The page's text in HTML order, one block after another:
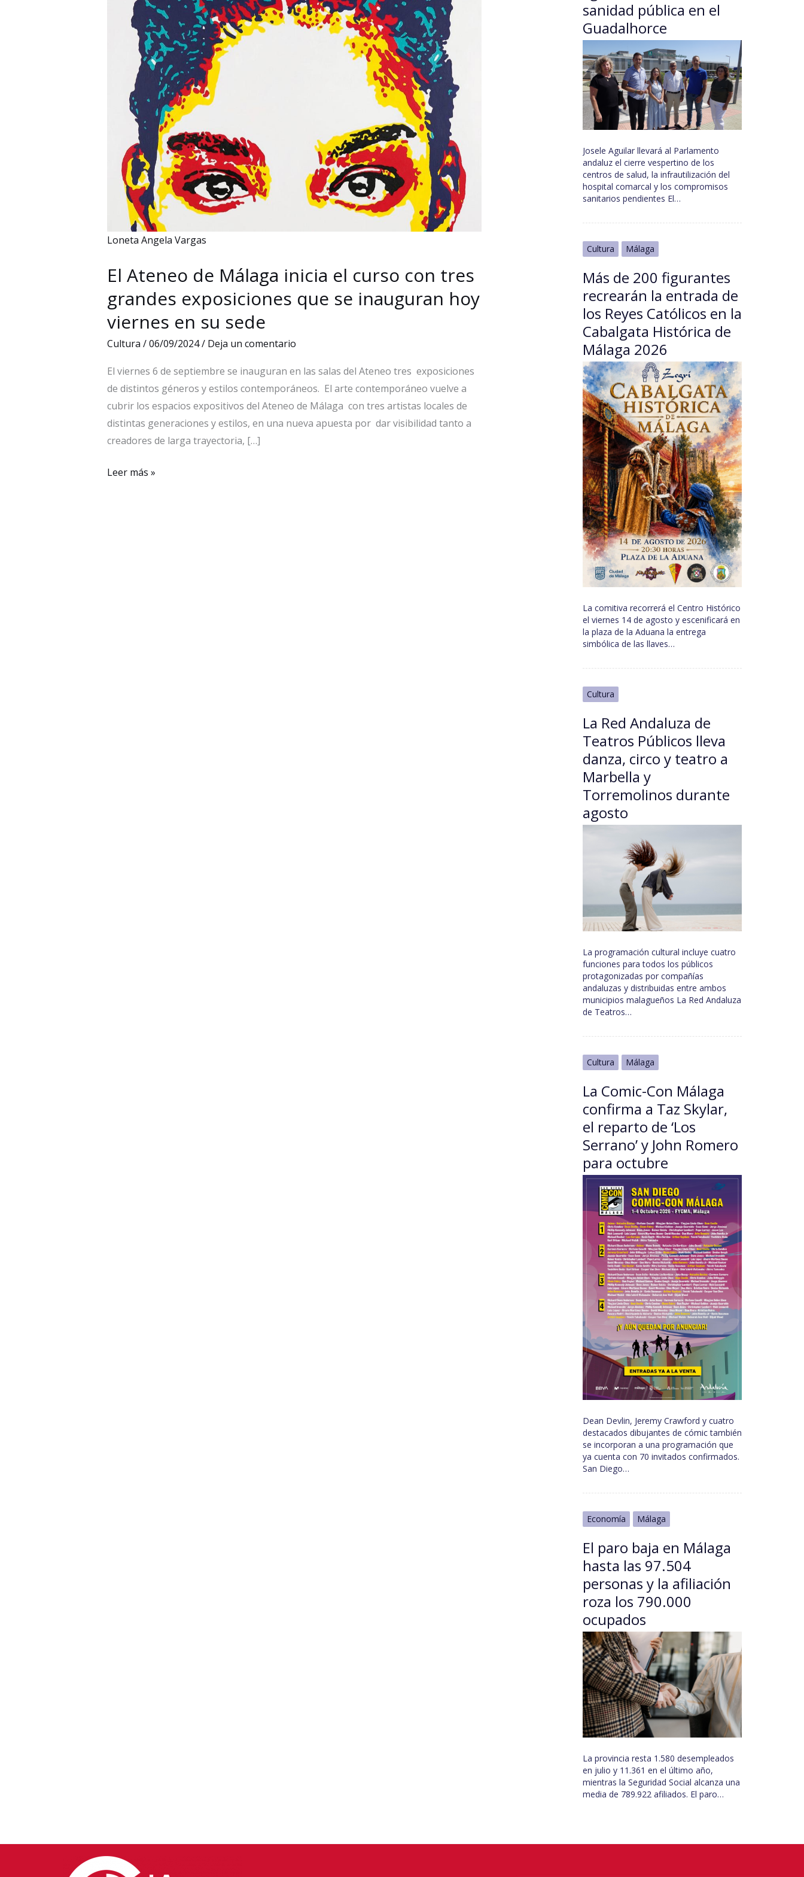
Loneta Angela Vargas
El Ateneo de Málaga inicia el curso con tres
grandes exposiciones que se inauguran hoy
viernes en su sede
Cultura /06/09/2024/ Deja un comentario
El viernes 6 de septiembre se inauguran en las salas del Ateneo tres exposiciones
de distintos géneros y estilos contemporáneos. El arte contemporáneo vuelve a
cubrir los espacios expositivos del Ateneo de Málaga con tres artistas locales de
distintas generaciones y estilos, en una nueva apuesta por dar visibilidad tanto a
creadores de larga trayectoria, […]
El
Leer más »
sanidad pública en el
Guadalhorce
Josele Aguilar llevará al Parlamento
andaluz el cierre vespertino de los
centros de salud, la infrautilización del
hospital comarcal y los compromisos
sanitarios pendientes El…
Cultura Málaga
Más de 200 figurantes
recrearán la entrada de
los Reyes Católicos en la
Cabalgata Histórica de
Málaga 2026
La comitiva recorrerá el Centro Histórico
el viernes 14 de agosto y escenificará en
la plaza de la Aduana la entrega
simbólica de las llaves…
Cultura
La Red Andaluza de
Teatros Públicos lleva
danza, circo y teatro a
Marbella y
Torremolinos durante
agosto
La programación cultural incluye cuatro
funciones para todos los públicos
protagonizadas por compañías
andaluzas y distribuidas entre ambos
municipios malagueños La Red Andaluza
de Teatros…
Cultura Málaga
La Comic-Con Málaga
confirma a Taz Skylar,
el reparto de ‘Los
Serrano’ y John Romero
para octubre
Dean Devlin, Jeremy Crawford y cuatro
destacados dibujantes de cómic también
se incorporan a una programación que
ya cuenta con 70 invitados confirmados.
San Diego…
Economía Málaga
El paro baja en Málaga
hasta las 97.504
personas y la afiliación
roza los 790.000
ocupados
La provincia resta 1.580 desempleados
en julio y 11.361 en el último año,
mientras la Seguridad Social alcanza una
media de 789.922 afiliados. El paro…